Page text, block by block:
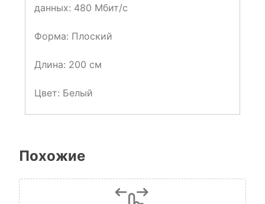
данных: 480 Мбит/с
Форма: Плоский
Длина: 200 см
Цвет: Белый
Похожие